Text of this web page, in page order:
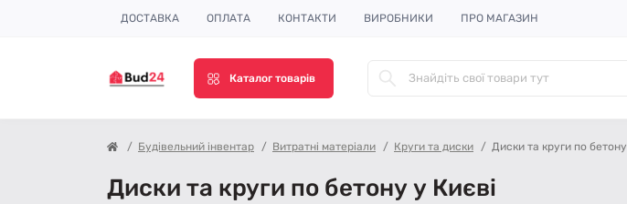
ДОСТАВКА ОПЛАТА КОНТАКТИ ВИРОБНИКИ ПРО МАГАЗИН
Каталог товарів
Будівельний інвентар Витратні матеріали Круги та диски Диски та круги по бетону
Диски та круги по бетону у Києві